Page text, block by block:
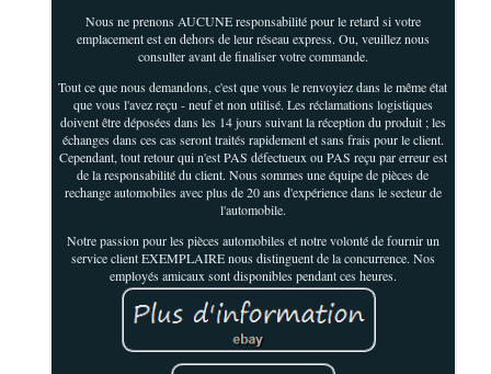
Nous ne prenons AUCUNE responsabilité pour le retard si votre
emplacement est en dehors de leur réseau express. Ou, veuillez nous
consulter avant de finaliser votre commande.
Tout ce que nous demandons, c'est que vous le renvoyiez dans le même état
que vous l'avez reçu - neuf et non utilisé. Les réclamations logistiques
doivent être déposées dans les 14 jours suivant la réception du produit ; les
échanges dans ces cas seront traités rapidement et sans frais pour le client.
Cependant, tout retour qui n'est PAS défectueux ou PAS reçu par erreur est
de la responsabilité du client. Nous sommes une équipe de pièces de
rechange automobiles avec plus de 20 ans d'expérience dans le secteur de
l'automobile.
Notre passion pour les pièces automobiles et notre volonté de fournir un
service client EXEMPLAIRE nous distinguent de la concurrence. Nos
employés amicaux sont disponibles pendant ces heures.